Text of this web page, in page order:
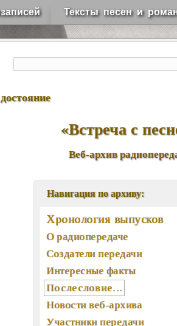
Тексты песен и
«Встреча с
Веб-архив
Навигация по архиву:
Хронология выпусков
О радиопередаче
Создатели передачи
Интересные факты
Послесловие...
Новости веб-архива
Участники передачи